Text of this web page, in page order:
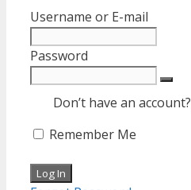
Username or E-mail
Password
Don’t have an account?
Remember Me